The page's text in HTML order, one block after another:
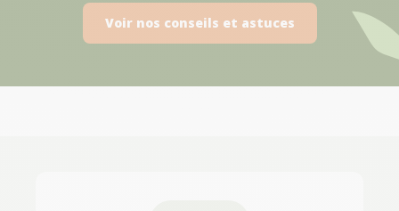
Voir nos conseils et astuces